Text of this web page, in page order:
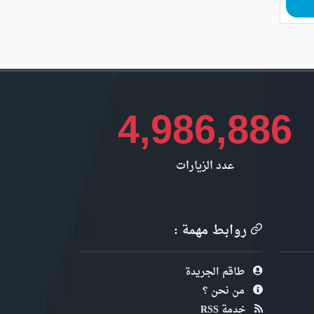
4,986,886
عدد الزيارات
روابط مهمة :
طاقم الجريدة
من نحن ؟
خدمة RSS